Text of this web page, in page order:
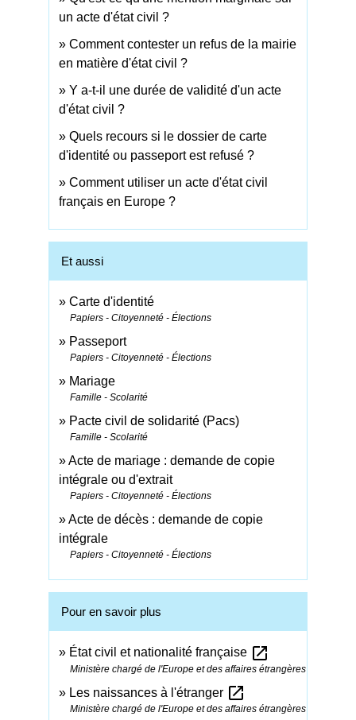
un acte d'état civil ?
Comment contester un refus de la mairie
en matière d'état civil ?
Y a-t-il une durée de validité d'un acte
d'état civil ?
Quels recours si le dossier de carte
d'identité ou passeport est refusé ?
Comment utiliser un acte d'état civil
français en Europe ?
Et aussi
Carte d'identité
Papiers - Citoyenneté - Élections
Passeport
Papiers - Citoyenneté - Élections
Mariage
Famille - Scolarité
Pacte civil de solidarité (Pacs)
Famille - Scolarité
Acte de mariage : demande de copie
intégrale ou d'extrait
Papiers - Citoyenneté - Élections
Acte de décès : demande de copie
intégrale
Papiers - Citoyenneté - Élections
Pour en savoir plus
État civil et nationalité française open_in_new
Ministère chargé de l'Europe et des affaires étrangères
Les naissances à l'étranger open_in_new
Ministère chargé de l'Europe et des affaires étrangères